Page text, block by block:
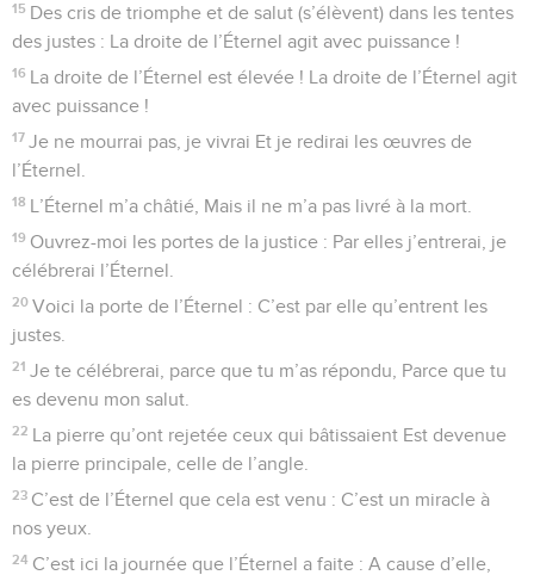
15 Des cris de triomphe et de salut (s’élèvent) dans les tentes
des justes : La droite de l’Éternel agit avec puissance !
16 La droite de l’Éternel est élevée ! La droite de l’Éternel agit
avec puissance !
17 Je ne mourrai pas, je vivrai Et je redirai les œuvres de
l’Éternel.
18 L’Éternel m’a châtié, Mais il ne m’a pas livré à la mort.
19 Ouvrez-moi les portes de la justice : Par elles j’entrerai, je
célébrerai l’Éternel.
20 Voici la porte de l’Éternel : C’est par elle qu’entrent les
justes.
21 Je te célébrerai, parce que tu m’as répondu, Parce que tu
es devenu mon salut.
22 La pierre qu’ont rejetée ceux qui bâtissaient Est devenue
la pierre principale, celle de l’angle.
23 C’est de l’Éternel que cela est venu : C’est un miracle à
nos yeux.
24 C’est ici la journée que l’Éternel a faite : A cause d’elle,